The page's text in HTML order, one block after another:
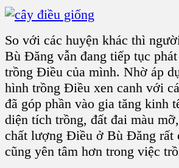
So với các huyện khác thì
Bù Đăng vẫn đang tiếp tục
trồng Điều của mình. Nhờ áp
hình trồng Điều xen canh với
đã góp phần vào gia tăng kinh
diện tích trồng, đất đai màu
chất lượng Điều ở Bù Đăng rất
cũng yên tâm hơn trong việc